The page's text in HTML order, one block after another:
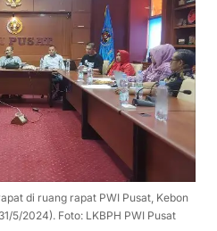
di ruang rapat PWI Pusat, Kebon
5/2024). Foto: LKBPH PWI Pusat